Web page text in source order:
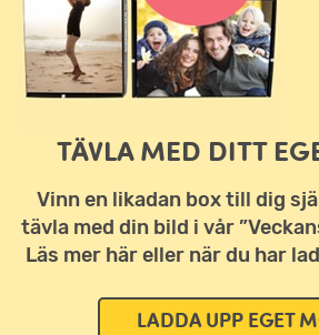
TÄVLA MED DITT
Vinn en likadan box till dig
tävla med din bild i vår
Läs mer här eller när du har
LADDA UPP EGET